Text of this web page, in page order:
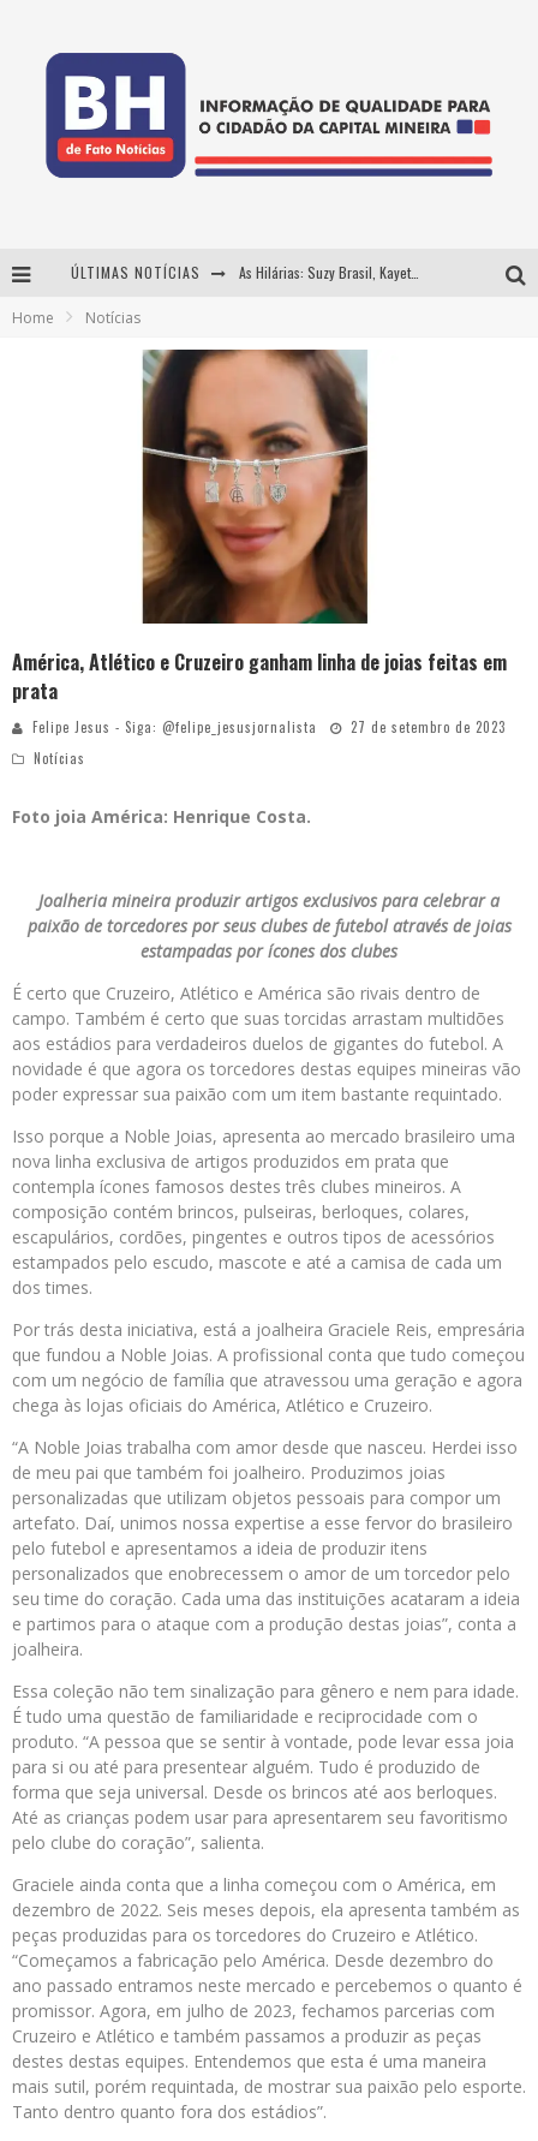
ÚLTIMAS NOTÍCIAS As Hilárias: Suzy Brasil, Kayete e Karoline Absinto retornam a Belo Horizonte para apresentação única no Teatro Sesiminas
Home Notícias
América, Atlético e Cruzeiro ganham linha de joias feitas em
prata
Felipe Jesus - Siga: @felipe_jesusjornalista
27 de setembro de 2023
Notícias
Foto joia América: Henrique Costa.
Joalheria mineira produzir artigos exclusivos para celebrar a
paixão de torcedores por seus clubes de futebol através de joias
estampadas por ícones dos clubes
É certo que Cruzeiro, Atlético e América são rivais dentro de
campo. Também é certo que suas torcidas arrastam multidões
aos estádios para verdadeiros duelos de gigantes do futebol. A
novidade é que agora os torcedores destas equipes mineiras vão
poder expressar sua paixão com um item bastante requintado.
Isso porque a Noble Joias, apresenta ao mercado brasileiro uma
nova linha exclusiva de artigos produzidos em prata que
contempla ícones famosos destes três clubes mineiros. A
composição contém brincos, pulseiras, berloques, colares,
escapulários, cordões, pingentes e outros tipos de acessórios
estampados pelo escudo, mascote e até a camisa de cada um
dos times.
Por trás desta iniciativa, está a joalheira Graciele Reis, empresária
que fundou a Noble Joias. A profissional conta que tudo começou
com um negócio de família que atravessou uma geração e agora
chega às lojas oficiais do América, Atlético e Cruzeiro.
“A Noble Joias trabalha com amor desde que nasceu. Herdei isso
de meu pai que também foi joalheiro. Produzimos joias
personalizadas que utilizam objetos pessoais para compor um
artefato. Daí, unimos nossa expertise a esse fervor do brasileiro
pelo futebol e apresentamos a ideia de produzir itens
personalizados que enobrecessem o amor de um torcedor pelo
seu time do coração. Cada uma das instituições acataram a ideia
e partimos para o ataque com a produção destas joias”, conta a
joalheira.
Essa coleção não tem sinalização para gênero e nem para idade.
É tudo uma questão de familiaridade e reciprocidade com o
produto. “A pessoa que se sentir à vontade, pode levar essa joia
para si ou até para presentear alguém. Tudo é produzido de
forma que seja universal. Desde os brincos até aos berloques.
Até as crianças podem usar para apresentarem seu favoritismo
pelo clube do coração”, salienta.
Graciele ainda conta que a linha começou com o América, em
dezembro de 2022. Seis meses depois, ela apresenta também as
peças produzidas para os torcedores do Cruzeiro e Atlético.
“Começamos a fabricação pelo América. Desde dezembro do
ano passado entramos neste mercado e percebemos o quanto é
promissor. Agora, em julho de 2023, fechamos parcerias com
Cruzeiro e Atlético e também passamos a produzir as peças
destes destas equipes. Entendemos que esta é uma maneira
mais sutil, porém requintada, de mostrar sua paixão pelo esporte.
Tanto dentro quanto fora dos estádios”.